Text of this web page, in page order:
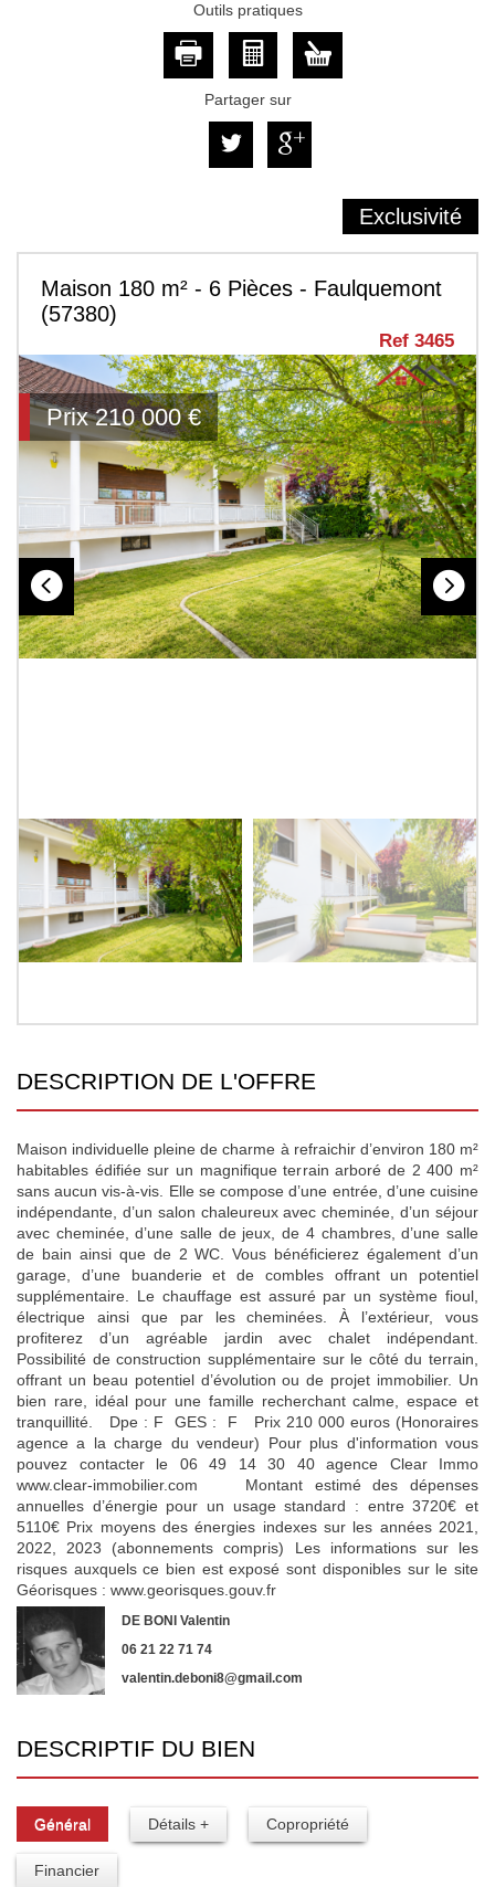
Outils pratiques
Partager sur
Exclusivité
Maison 180 m² - 6 Pièces - Faulquemont
(57380)
Ref 3465
Prix 210 000 €
DESCRIPTION DE L'OFFRE
Maison individuelle pleine de charme à refraichir d’environ 180 m²
habitables édifiée sur un magnifique terrain arboré de 2 400 m²
sans aucun vis-à-vis. Elle se compose d’une entrée, d’une cuisine
indépendante, d’un salon chaleureux avec cheminée, d’un séjour
avec cheminée, d’une salle de jeux, de 4 chambres, d’une salle
de bain ainsi que de 2 WC. Vous bénéficierez également d’un
garage, d’une buanderie et de combles offrant un potentiel
supplémentaire. Le chauffage est assuré par un système fioul,
électrique ainsi que par les cheminées. À l’extérieur, vous
profiterez d’un agréable jardin avec chalet indépendant.
Possibilité de construction supplémentaire sur le côté du terrain,
offrant un beau potentiel d’évolution ou de projet immobilier. Un
bien rare, idéal pour une famille recherchant calme, espace et
tranquillité. Dpe : F GES : F Prix 210 000 euros (Honoraires
agence a la charge du vendeur) Pour plus d'information vous
pouvez contacter le 06 49 14 30 40 agence Clear Immo
www.clear-immobilier.com Montant estimé des dépenses
annuelles d’énergie pour un usage standard : entre 3720€ et
5110€ Prix moyens des énergies indexes sur les années 2021,
2022, 2023 (abonnements compris) Les informations sur les
risques auxquels ce bien est exposé sont disponibles sur le site
Géorisques : www.georisques.gouv.fr
DE BONI Valentin
06 21 22 71 74
valentin.deboni8@gmail.com
DESCRIPTIF DU BIEN
Général Détails + Copropriété
Financier